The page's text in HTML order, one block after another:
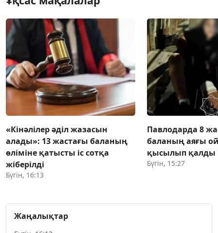
«Кінәлілер әділ жазасын
алады»: 13 жастағы баланың
өліміне қатысты іс сотқа
жіберілді
Бүгін, 16:13
Павлодарда 8
баланың аяғы
қысылып қалды
Бүгін, 15:27
Жаңалықтар